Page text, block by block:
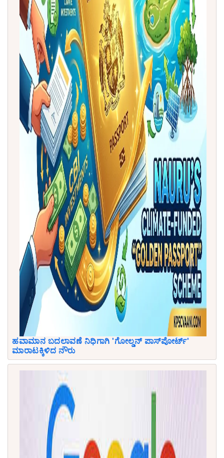
ಹವಾಮಾನ ಬದಲಾವಣೆ ನಿಧಿಗಾಗಿ 'ಗೋಲ್ಡನ್ ಪಾಸ್‌ಪೋರ್ಟ್'
ಮಾರಾಟಕ್ಕಿಳಿದ ನೌರು